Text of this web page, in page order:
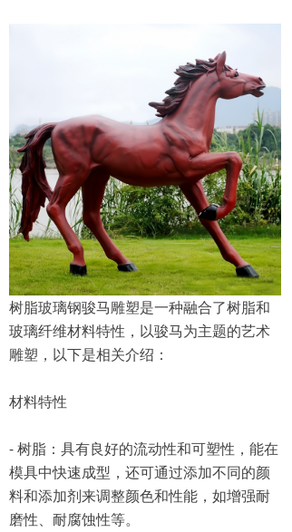
树脂玻璃钢骏马雕塑是一种融合了树脂和
玻璃纤维材料特性，以骏马为主题的艺术
雕塑，以下是相关介绍：
材料特性
- 树脂：具有良好的流动性和可塑性，能在
模具中快速成型，还可通过添加不同的颜
料和添加剂来调整颜色和性能，如增强耐
磨性、耐腐蚀性等。